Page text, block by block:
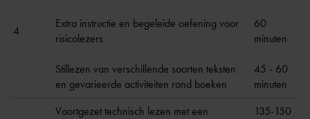
4
Extra instructie en begeleide oefening voor
risicolezers
Stillezen van verschillende soorten teksten
en gevarieerde activiteiten rond boeken
60
minuten
45 - 60
minuten
Voortgezet technisch lezen met een
135-150